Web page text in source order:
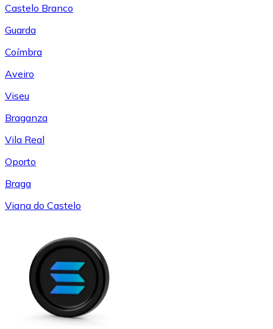
Castelo Branco
Guarda
Coímbra
Aveiro
Viseu
Braganza
Vila Real
Oporto
Braga
Viana do Castelo